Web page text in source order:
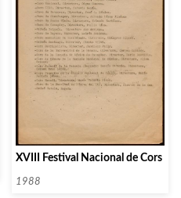
XVIII Festival Nacional de Cors
1988